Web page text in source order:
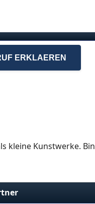
ERKLAEREN
kleine Kunstwerke. Bin